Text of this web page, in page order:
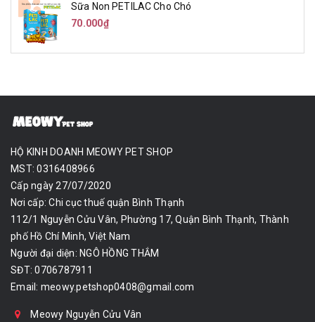
Sữa Non PETILAC Cho Chó
70.000₫
HỘ KINH DOANH MEOWY PET SHOP
MST: 0316408966
Cấp ngày 27/07/2020
Nơi cấp: Chi cục thuế quận Bình Thạnh
112/1 Nguyễn Cửu Vân, Phường 17, Quận Bình Thạnh, Thành
phố Hồ Chí Minh, Việt Nam
Người đại diện: NGÔ HỒNG THẮM
SĐT: 0706787911
Email: meowy.petshop0408@gmail.com
Meowy Nguyễn Cửu Vân